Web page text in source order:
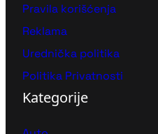
Pravila korišćenja
Reklama
Urednička politika
Politika Privatnosti
Kategorije